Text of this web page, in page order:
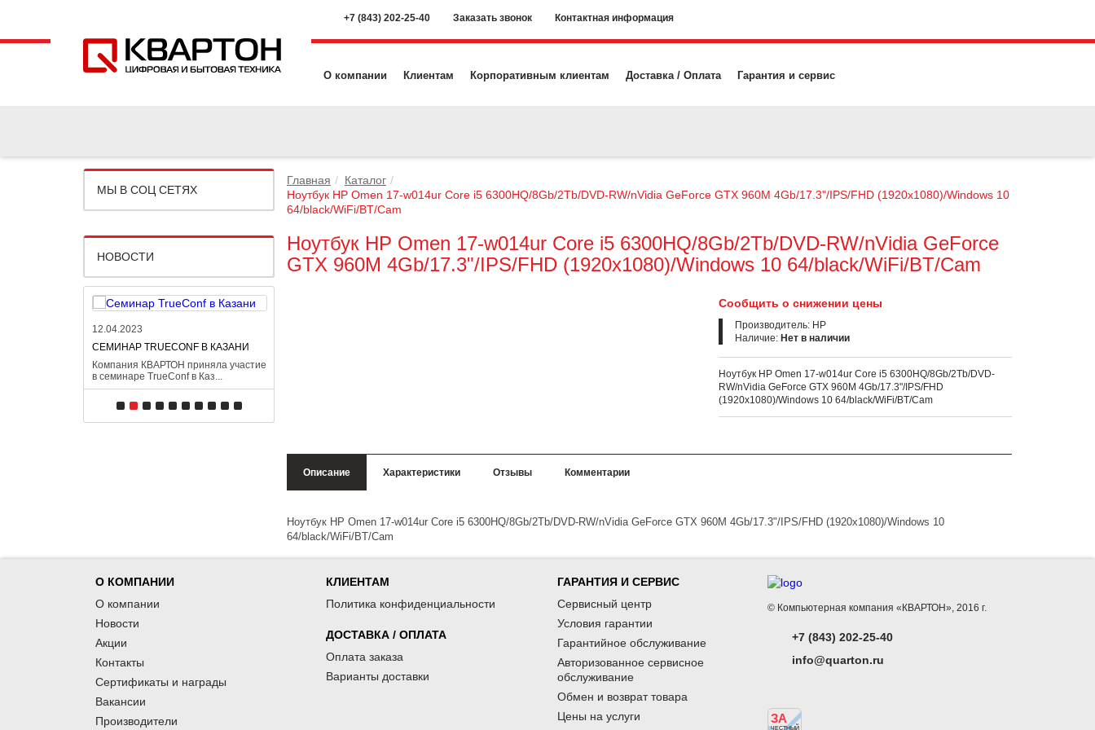
+7 (843) 202-25-40 Заказать звонок Контактная информация
О компании Клиентам Корпоративным клиентам Доставка / Оплата Гарантия и сервис
МЫ В СОЦ СЕТЯХ
НОВОСТИ
12.04.2023
CЕМИНАР TRUECONF В КАЗАНИ
Компания КВАРТОН приняла участие
в семинаре TrueConf в Каз...
С НАСТУПАЮЩИМ 8 МАРТА!
женским днем!
3 МАРТА В 11:00
Приглашаем на вебинар «Высота
2.1: что нового в решении S...
Главная
Каталог
Ноутбук HP Omen 17-w014ur Core i5 6300HQ/8Gb/2Tb/DVD-RW/nVidia GeForce GTX 960M 4Gb/17.3"/IPS/FHD (1920x1080)/Windows 10
64/black/WiFi/BT/Cam
Ноутбук HP Omen 17-w014ur Core i5 6300HQ/8Gb/2Tb/DVD-RW/nVidia GeForce
GTX 960M 4Gb/17.3"/IPS/FHD (1920x1080)/Windows 10 64/black/WiFi/BT/Cam
Сообщить о снижении цены
Производитель: HP
Наличие: Нет в наличии
Ноутбук HP Omen 17-w014ur Core i5 6300HQ/8Gb/2Tb/DVD-
RW/nVidia GeForce GTX 960M 4Gb/17.3"/IPS/FHD
(1920x1080)/Windows 10 64/black/WiFi/BT/Cam
Описание Характеристики Отзывы Комментарии
Ноутбук HP Omen 17-w014ur Core i5 6300HQ/8Gb/2Tb/DVD-RW/nVidia GeForce GTX 960M 4Gb/17.3"/IPS/FHD (1920x1080)/Windows 10
64/black/WiFi/BT/Cam
О КОМПАНИИ
О компании
Новости
Акции
Контакты
Сертификаты и награды
Вакансии
Производители
КЛИЕНТАМ
Политика конфиденциальности
ДОСТАВКА / ОПЛАТА
Оплата заказа
Варианты доставки
ГАРАНТИЯ И СЕРВИС
Сервисный центр
Условия гарантии
Гарантийное обслуживание
Авторизованное сервисное
обслуживание
Обмен и возврат товара
Цены на услуги
© Компьютерная компания «КВАРТОН», 2016 г.
+7 (843) 202-25-40
info@quarton.ru
ЗА
ЧЕСТНЫЙ